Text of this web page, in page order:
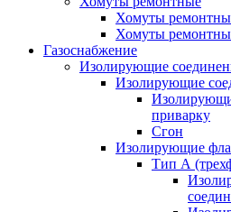
Хомуты
Хомуты
Газоснабжение
Изолирующие
Изолирующие
приварку
Сгон
Изолирующие
Тип А